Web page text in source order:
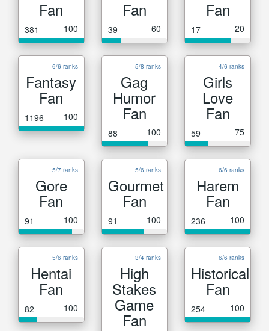
Fan
381 100
Fan
39 60
Fan
17 20
6/6 ranks
Fantasy
Fan
1196 100
5/8 ranks
Gag
Humor
Fan
88 100
4/6 ranks
Girls
Love
Fan
59 75
5/7 ranks
Gore
Fan
91 100
5/6 ranks
Gourmet
Fan
91 100
6/6 ranks
Harem
Fan
236 100
5/6 ranks
Hentai
Fan
82 100
3/4 ranks
High
Stakes
Game
Fan
6/6 ranks
Historical
Fan
254 100